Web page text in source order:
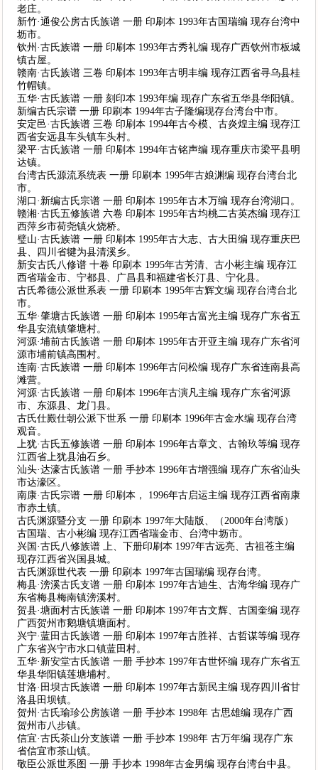
老庄。
新竹·通俊公房古氏族谱 一册 印刷本 1993年古国瑞编 现存台湾中
坜市。
钦州·古氏族谱 一册 印刷本 1993年古秀礼编 现存广西钦州市板城
镇古屋。
赣南·古氏族谱 三卷 印刷本 1993年古明丰编 现存江西省寻乌县桂
竹帽镇。
五华·古氏族谱 一册 刻印本 1993年编 现存广东省五华县华阳镇。
新编古氏宗谱 一册 印刷本 1994年古子隆编现存台湾台中市。
安定邑·古氏族谱 三卷 印刷本 1994年古今模、古炎煌主编 现存江
西省安远县车头镇车头村。
梁平·古氏族谱 一册 印刷本 1994年古铭声编 现存重庆市梁平县明
达镇。
台湾古氏源流系统表 一册 印刷本 1995年古娘渊编 现存台湾台北
市。
湖口·新编古氏宗谱 一册 印刷本 1995年古木万编 现存台湾湖口。
赣湘·古氏五修族谱 六卷 印刷本 1995年古均桃二古英杰编 现存江
西萍乡市荷尧镇火烧桥。
璧山·古氏族谱 一册 印刷本 1995年古大志、古大田编 现存重庆巴
县、四川省犍为县清溪乡。
新安古氏八修谱 十卷 印刷本 1995年古芳清、古小彬主编 现存江
西省瑞金市、宁都县、广昌县和福建省长汀县、宁化县。
古氏希德公派世系表 一册 印刷本 1995年古辉文编 现存台湾台北
市。
五华·肇塘古氏族谱 一册 印刷本 1995年古富光主编 现存广东省五
华县安流镇肇塘村。
河源·埔前古氏族谱 一册 印刷本 1995年古开亚主编 现存广东省河
源市埔前镇高围村。
连南·古氏族谱 一册 印刷本 1996年古问松编 现存广东省连南县高
滩营。
河源·古氏族谱 一册 印刷本 1996年古演凡主编 现存广东省河源
市、东源县、龙门县。
古氏仕殿仕朝公派下世系 一册 印刷本 1996年古金水编 现存台湾
观音。
上犹·古氏五修族谱 一册 印刷本 1996年古章文、古翰玖等编 现存
江西省上犹县油石乡。
汕头·达濠古氏族谱 一册 手抄本 1996年古增强编 现存广东省汕头
市达濠区。
南康·古氏宗谱 一册 印刷本， 1996年古启运主编 现存江西省南康
市赤土镇。
古氏渊源暨分支 一册 印刷本 1997年大陆版、（2000年台湾版）
古国瑞、古小彬编 现存江西省瑞金市、台湾中坜市。
兴国·古氏八修族谱 上、下册印刷本 1997年古远亮、古祖苍主编
现存江西省兴国县城。
古氏渊源世代表 一册 印刷本 1997年古国瑞编 现存台湾。
梅县·滂溪古氏支谱 一册 印刷本 1997年古迪生、古海华编 现存广
东省梅县梅南镇滂溪村。
贺县·塘面村古氏族谱 一册 印刷本 1997年古文辉、古国奎编 现存
广西贺州市鹅塘镇塘面村。
兴宁·蓝田古氏族谱 一册 印刷本 1997年古胜祥、古哲谋等编 现存
广东省兴宁市水口镇蓝田村。
五华·新安堂古氏族谱 一册 手抄本 1997年古世怀编 现存广东省五
华县华阳镇莲塘埔村。
甘洛·田坝古氏族谱 一册 印刷本 1997年古新民主编 现存四川省甘
洛县田坝镇。
贺州·古氏瑜珍公房族谱 一册 手抄本 1998年 古思雄编 现存广西
贺州市八步镇。
信宜·古氏茶山分支族谱 一册 手抄本 1998年 古万年编 现存广东
省信宜市茶山镇。
敬臣公派世系图 一册 手抄本 1998年古金男编 现存台湾台中县。